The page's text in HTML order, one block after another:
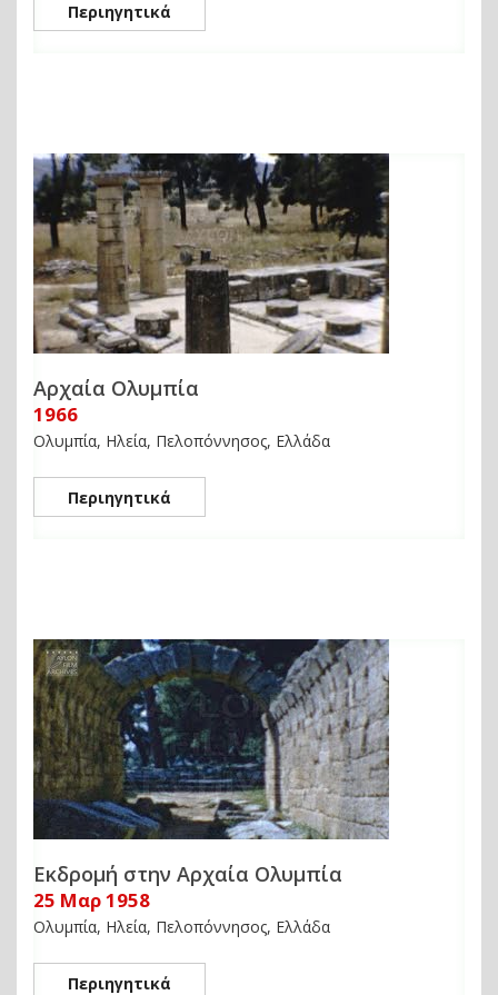
Περιηγητικά
Αρχαία Ολυμπία
1966
Ολυμπία, Ηλεία, Πελοπόννησος, Ελλάδα
Περιηγητικά
Εκδρομή στην Αρχαία Ολυμπία
25 Μαρ 1958
Ολυμπία, Ηλεία, Πελοπόννησος, Ελλάδα
Περιηγητικά